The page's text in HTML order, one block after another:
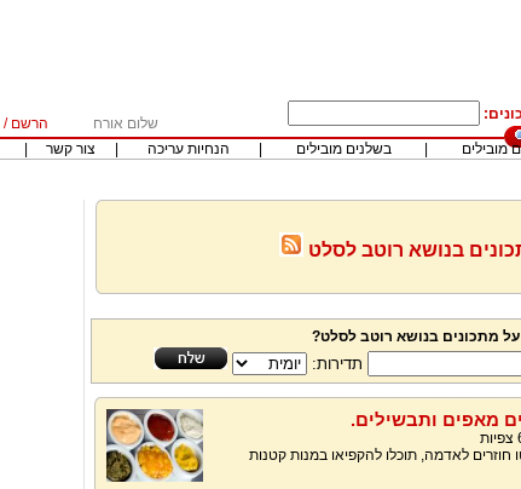
שלום אורח הרשם /
מובילים בשלנים מובילים הנחיות עריכה צור קשר
בנושא רוטב לסלט
על מתכונים בנושא רוטב לסלט?
תדירות:
מאפים ותבשילים.
צפיות
חוזרים לאדמה, תוכלו להקפיאו במנות קטנות